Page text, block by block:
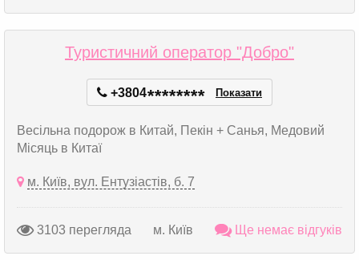
Туристичний оператор "Добро"
+3804******** Показати
Весільна подорож в Китай, Пекін + Санья, Медовий
Місяць в Китаї
м. Київ, вул. Ентузіастів, б. 7
3103 перегляда м. Київ Ще немає відгуків